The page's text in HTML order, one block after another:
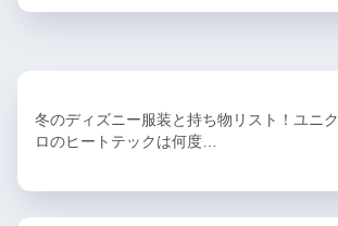
冬のディズニー服装と持ち物リスト！ユニク
ロのヒートテックは何度…